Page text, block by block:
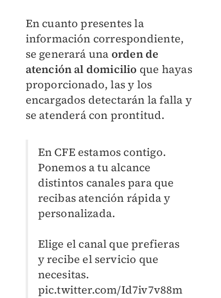
En cuanto presentes la
información correspondiente,
se generará una orden de
atención al domicilio que hayas
proporcionado, las y los
encargados detectarán la falla y
se atenderá con prontitud.
En CFE estamos contigo.
Ponemos a tu alcance
distintos canales para que
recibas atención rápida y
personalizada.
Elige el canal que prefieras
y recibe el servicio que
necesitas.
pic.twitter.com/Id7iv7v88m